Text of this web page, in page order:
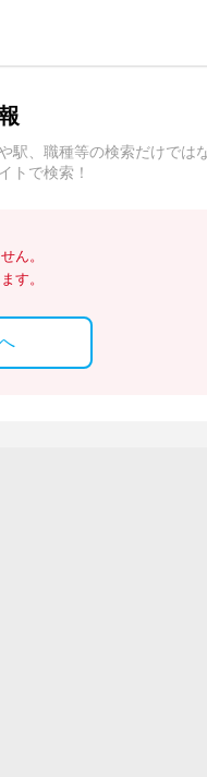
、職種等の検索だけでは
トで検索！
ん。
す。